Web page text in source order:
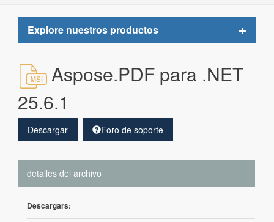
Explore nuestros productos
Toggle
Aspose.PDF para .NET
25.6.1
Descargar Foro de soporte
detalles del archivo
Descargars: